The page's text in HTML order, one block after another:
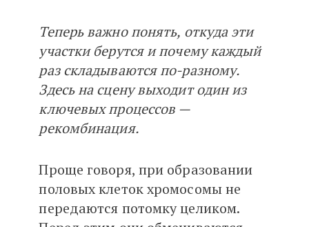
Теперь важно понять, откуда эти
участки берутся и почему каждый
раз складываются по-разному.
Здесь на сцену выходит один из
ключевых процессов —
рекомбинация.
Проще говоря, при образовании
половых клеток хромосомы не
передаются потомку целиком.